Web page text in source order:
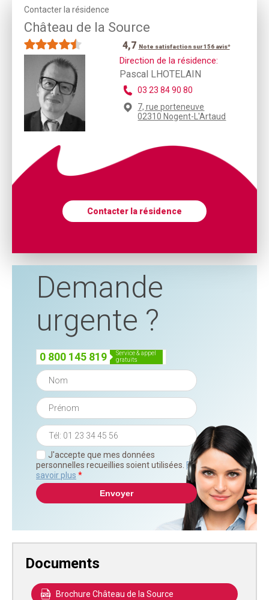
Contacter la résidence
Château de la Source
4,7 Note satisfaction sur 156 avis*
Direction de la résidence:
Pascal LHOTELAIN
03 23 84 90 80
7, rue porteneuve
02310 Nogent-L'Artaud
Contacter la résidence
Demande
urgente ?
0 800 145 819
service & appel
gratuits
J'accepte que mes données
personnelles recueillies soient utilisées. En
savoir plus *
Documents
Brochure Château de la Source